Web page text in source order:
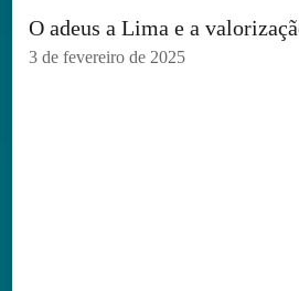
O adeus a Lima e a
3 de fevereiro de 2025